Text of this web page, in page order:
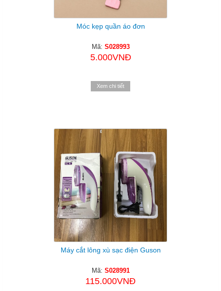
Móc kẹp quần áo đơn
Mã: S028993
5.000VNĐ
Xem chi tiết
Máy cắt lông xù sạc điện Guson
Mã: S028991
115.000VNĐ